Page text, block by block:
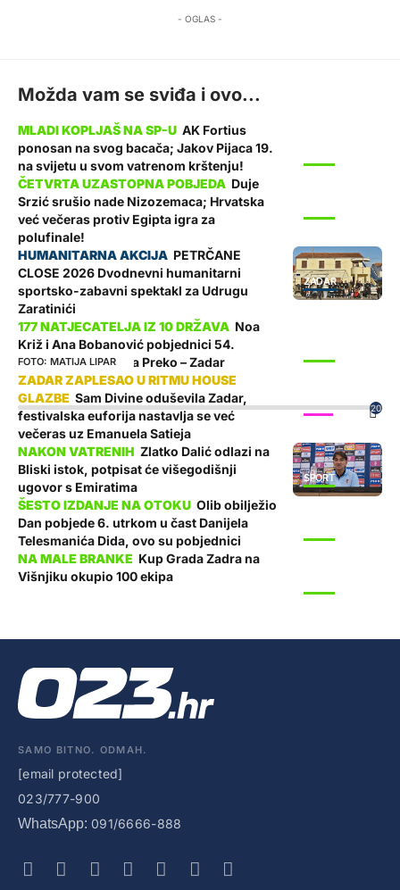
MATIJA LIPAR
- OGLAS -
Možda vam se sviđa i ovo...
AK Fortius
ponosan na svog bacača; Jakov Pijaca 19.
na svijetu u svom vatrenom krštenju!
Duje
Srzić srušio nade Nizozemaca; Hrvatska
već večeras protiv Egipta igra za
polufinale!
ZADAR
PETRČANE
CLOSE 2026 Dvodnevni humanitarni
sportsko-zabavni spektakl za Udrugu
Zaratinići
Noa
Križ i Ana Bobanović pobjednici 54.
plivačkog maratona Preko – Zadar
20
SHOW
Sam Divine oduševila Zadar,
festivalska euforija nastavlja se već
večeras uz Emanuela Satieja
SPORT
Zlatko Dalić odlazi na
Bliski istok, potpisat će višegodišnji
ugovor s Emiratima
Olib obilježio
Dan pobjede 6. utrkom u čast Danijela
Telesmanića Dida, ovo su pobjednici
Kup Grada Zadra na
Višnjiku okupio 100 ekipa
SAMO BITNO. ODMAH.
[email protected]
023/777-900
WhatsApp: 091/6666-888